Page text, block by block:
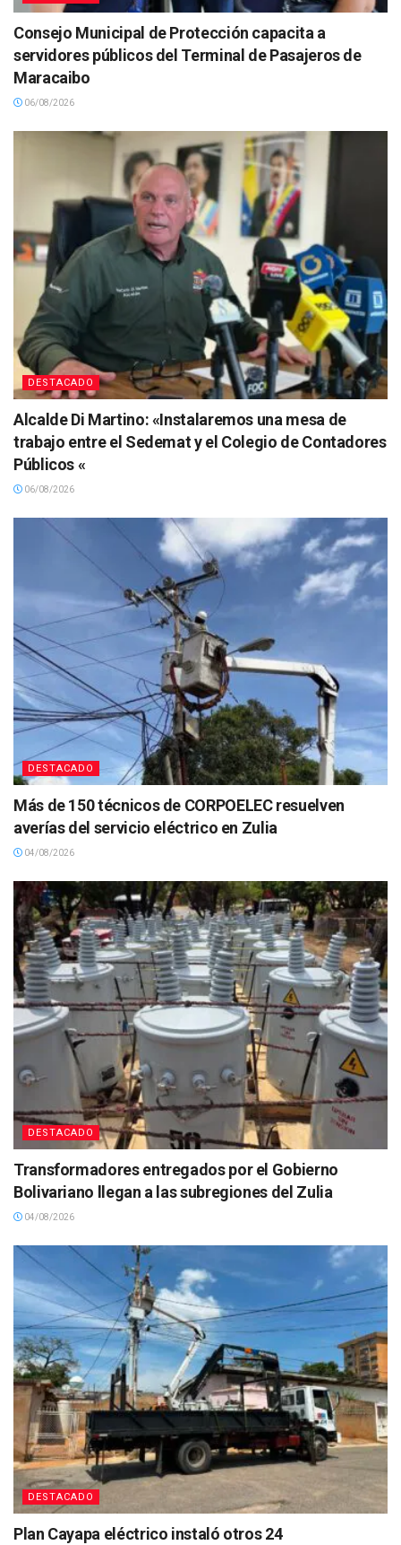
Consejo Municipal de Protección capacita a
servidores públicos del Terminal de Pasajeros de
Maracaibo
06/08/2026
DESTACADO
Alcalde Di Martino: «Instalaremos una mesa de
trabajo entre el Sedemat y el Colegio de Contadores
Públicos «
06/08/2026
DESTACADO
Más de 150 técnicos de CORPOELEC resuelven
averías del servicio eléctrico en Zulia
04/08/2026
DESTACADO
Transformadores entregados por el Gobierno
Bolivariano llegan a las subregiones del Zulia
04/08/2026
DESTACADO
Plan Cayapa eléctrico instaló otros 24